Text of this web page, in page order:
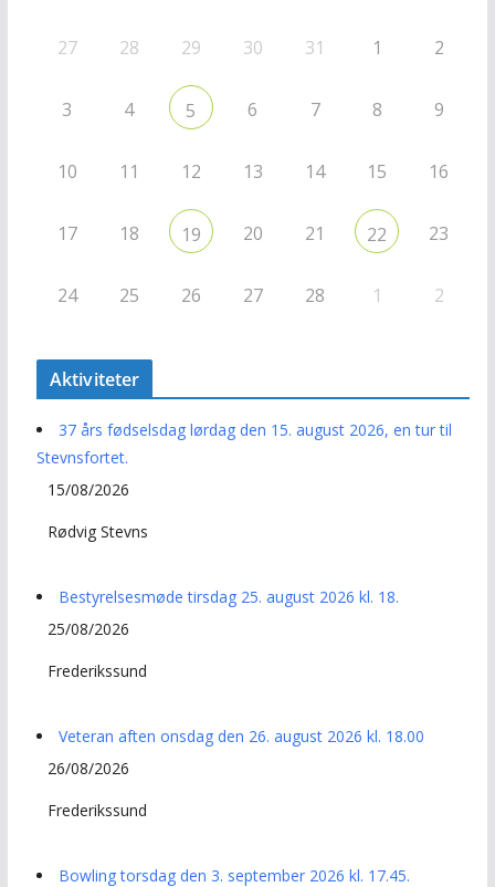
27 28 29 30 31 1 2
3 4 5 6 7 8 9
10 11 12 13 14 15 16
17 18 19 20 21 22 23
24 25 26 27 28 1 2
Aktiviteter
37 års fødselsdag lørdag den 15. august 2026, en tur til
Stevnsfortet.
15/08/2026
Rødvig Stevns
Bestyrelsesmøde tirsdag 25. august 2026 kl. 18.
25/08/2026
Frederikssund
Veteran aften onsdag den 26. august 2026 kl. 18.00
26/08/2026
Frederikssund
Bowling torsdag den 3. september 2026 kl. 17.45.